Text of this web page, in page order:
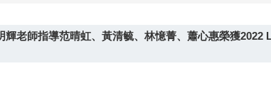
輝老師指導范晴虹、黃清毓、林憶菁、蕭心惠榮獲